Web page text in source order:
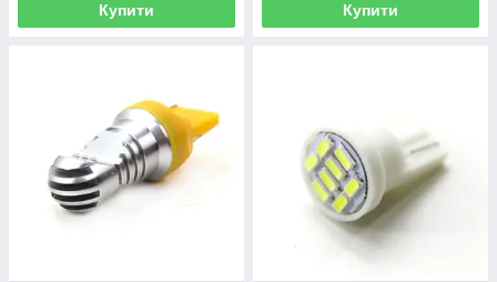
Купити Купити